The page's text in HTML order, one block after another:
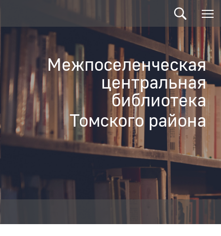
Межпоселенческая
центральная
библиотека
Томского района